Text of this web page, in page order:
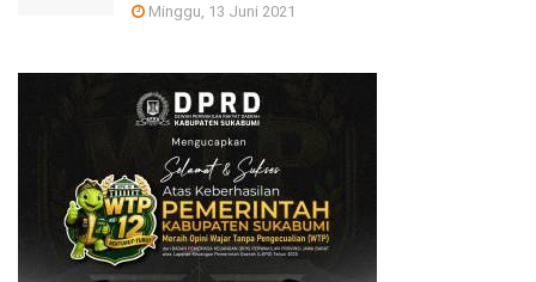
Minggu, 13 Juni 2021